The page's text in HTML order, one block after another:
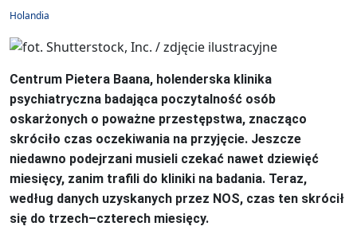
Holandia
Centrum Pietera Baana, holenderska klinika
psychiatryczna badająca poczytalność osób
oskarżonych o poważne przestępstwa, znacząco
skróciło czas oczekiwania na przyjęcie. Jeszcze
niedawno podejrzani musieli czekać nawet dziewięć
miesięcy, zanim trafili do kliniki na badania. Teraz,
według danych uzyskanych przez NOS, czas ten skrócił
się do trzech–czterech miesięcy.